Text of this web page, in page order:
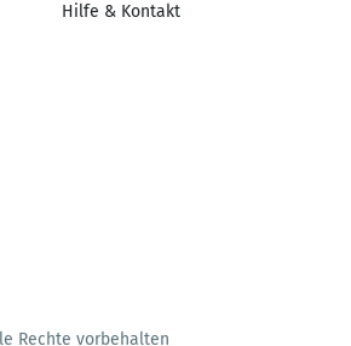
Hilfe & Kontakt
Rechte vorbehalten